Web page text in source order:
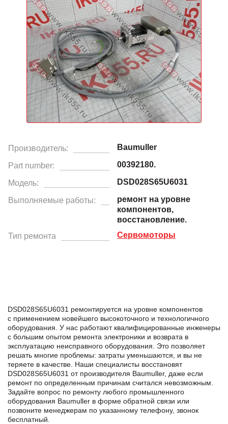
Производитель: Baumuller
Part number: 00392180.
Модель: DSD028S65U6031
Выполняемые работы:
ремонт на уровне
компонентов,
восстановление.
Тип ремонта
Сервомоторы
DSD028S65U6031 ремонтируется на уровне компонентов
с применением новейшего высокоточного и технологичного
оборудования. У нас работают квалифицированные инженеры
с большим опытом ремонта электроники и возврата в
эксплуатацию неисправного оборудования. Это позволяет
решать многие проблемы: затраты уменьшаются, и вы не
теряете в качестве. Наши специалисты восстановят
DSD028S65U6031 от производителя Baumuller, даже если
ремонт по определенным причинам считался невозможным.
Задайте вопрос по ремонту любого промышленного
оборудования Baumuller в формe обратной связи или
позвоните менеджерам по указанному телефону, звонок
бесплатный.